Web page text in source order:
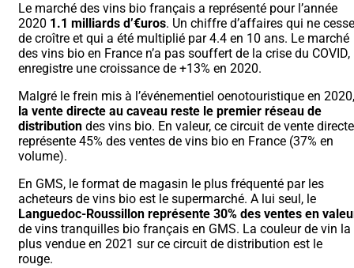
Le marché des vins bio français a représenté pour l’année
2020 1.1 milliards d’€uros. Un chiffre d’affaires qui ne cesse
de croître et qui a été multiplié par 4.4 en 10 ans. Le marché
des vins bio en France n’a pas souffert de la crise du COVID,
enregistre une croissance de +13% en 2020.
Malgré le frein mis à l’événementiel oenotouristique en 2020,
la vente directe au caveau reste le premier réseau de
distribution des vins bio. En valeur, ce circuit de vente directe
représente 45% des ventes de vins bio en France (37% en
volume).
En GMS, le format de magasin le plus fréquenté par les
acheteurs de vins bio est le supermarché. A lui seul, le
Languedoc-Roussillon représente 30% des ventes en
de vins tranquilles bio français en GMS. La couleur de vin la
plus vendue en 2021 sur ce circuit de distribution est le
rouge.